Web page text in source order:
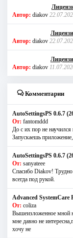
Автор: diakov
Автор: diakov
Автор: diakov
Комментарии
AutoSettingsPS 0.6.7
От: fantomddd
До с их пор не
Запускаешь
AutoSettingsPS 0.6.7
От: sanyateee
Спасибо Diakov! Трудно
всегда под рукой.
Advanced SystemCare
От: coliza
Вышеизложенное мной
мне давно не
хочу не